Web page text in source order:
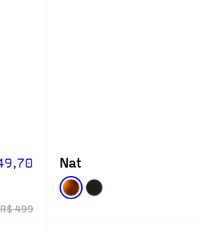
R$ 499
Nat